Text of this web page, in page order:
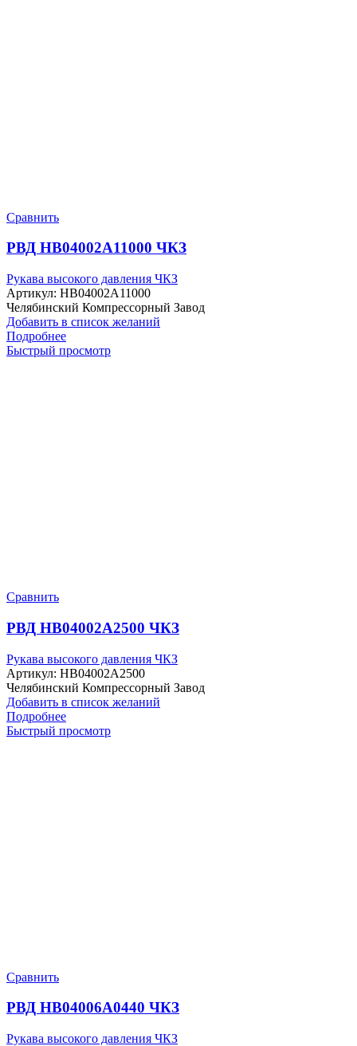
Сравнить
РВД HB04002A11000 ЧКЗ
Рукава высокого давления ЧКЗ
Артикул: HB04002A11000
Челябинский Компрессорный Завод
Добавить в список желаний
Подробнее
Быстрый просмотр
Сравнить
РВД HB04002A2500 ЧКЗ
Рукава высокого давления ЧКЗ
Артикул: HB04002A2500
Челябинский Компрессорный Завод
Добавить в список желаний
Подробнее
Быстрый просмотр
Сравнить
РВД HB04006A0440 ЧКЗ
Рукава высокого давления ЧКЗ